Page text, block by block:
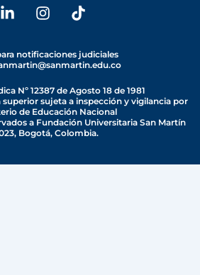
L
k
e
d
i
n
-
n
I
t
a
g
r
a
m
T
t
o
k
notificaciones judiciales
Nº 12387 de Agosto 18 de 1981
sujeta a inspección y vigilancia por
de Educación Nacional
a Fundación Universitaria San Martín
Bogotá, Colombia.